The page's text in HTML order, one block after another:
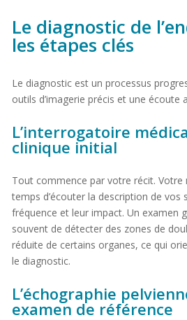
Le diagnostic de
les étapes clés
Le diagnostic est un processus
outils d’imagerie précis et une écoute
L’interrogatoire
clinique initial
Tout commence par votre récit. Votre
temps d’écouter la description de vos
fréquence et leur impact. Un examen
souvent de détecter des zones de
réduite de certains organes, ce qui
le diagnostic.
L’échographie
examen de référence